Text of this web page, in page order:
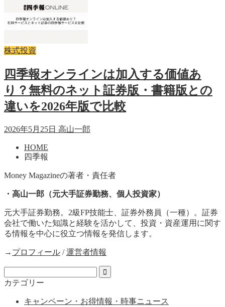
株式投資
四季報オンラインは加入する価値あ
り？無料のネット証券版・書籍版との
違いを2026年版で比較
2026年5月25日 高山一郎
HOME
四季報
Money Magazineの著者・責任者
・高山一郎（元大手証券勤務、個人投資家）
元大手証券勤務。2級FP技能士、証券外務員（一種）。証券
会社で働いた知識と経験を活かして、投資・資産運用に関す
る情報を中心に役立つ情報を発信します。
→ プロフィール /運営者情報
カテゴリー
キャンペーン・お得情報・時事ニュース